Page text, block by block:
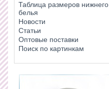
Таблица размеров нижнего
белья
Новости
Статьи
Оптовые поставки
Поиск по картинкам